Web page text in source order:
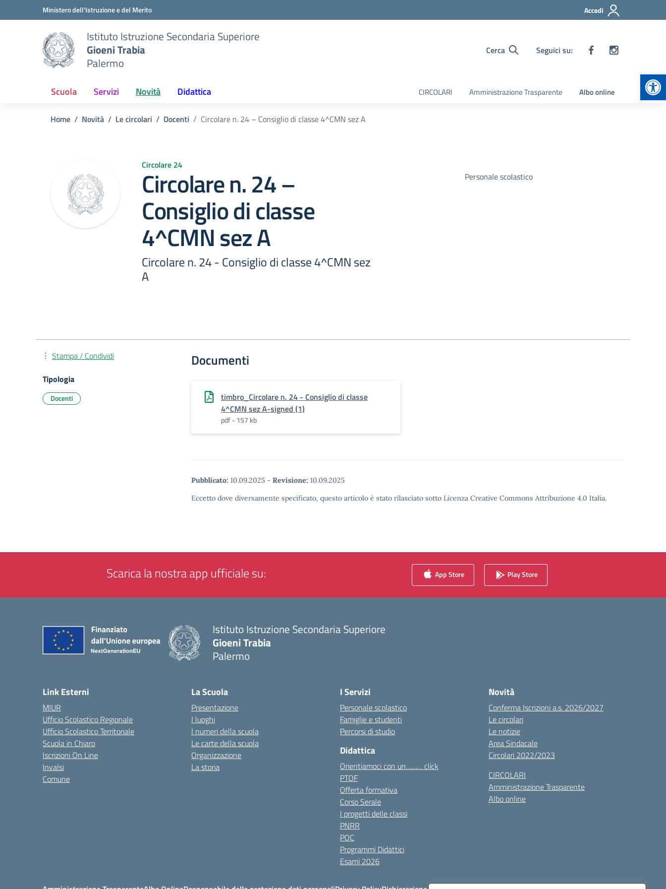
Vai ai contenuti
Vai al menu di navigazioneMinistero dell'Istruzione e del Merito Accedi
Istituto Istruzione Secondaria Superiore
Gioeni Trabia
Palermo
Cerca Seguici su:
Scuola Servizi Novità Didattica CIRCOLARI Amministrazione Trasparente Albo online
Home Novità Le circolari Docenti Circolare n. 24 – Consiglio di classe 4^CMN sez A
Circolare 24
Circolare n. 24 –
Consiglio di classe
4^CMN sez A
Circolare n. 24 - Consiglio di classe 4^CMN sez
A
Personale scolastico
Documenti
timbro_Circolare n. 24 - Consiglio di classe
4^CMN sez A-signed (1)
pdf - 157 kb
Pubblicato: 10.09.2025 - Revisione: 10.09.2025
Eccetto dove diversamente specificato, questo articolo è stato rilasciato sotto Licenza Creative Commons Attribuzione 4.0 Italia.
Stampa / Condividi
Tipologia
Docenti
Scarica la nostra app ufficiale su: App Store Play Store
Istituto Istruzione Secondaria Superiore
Gioeni Trabia
Palermo
Link Esterni
MIUR
Ufficio Scolastico Regionale
Ufficio Scolastico Territoriale
Scuola in Chiaro
Iscrizioni On Line
Invalsi
Comune
La Scuola
Presentazione
I luoghi
I numeri della scuola
Le carte della scuola
Organizzazione
La storia
I Servizi
Personale scolastico
Famiglie e studenti
Percorsi di studio
Didattica
Orientiamoci con un……… click
PTOF
Offerta formativa
Corso Serale
I progetti delle classi
PNRR
POC
Programmi Didattici
Esami 2026
Novità
Conferma Iscrizioni a.s. 2026/2027
Le circolari
Le notizie
Area Sindacale
Circolari 2022/2023
CIRCOLARI
Amministrazione Trasparente
Albo online